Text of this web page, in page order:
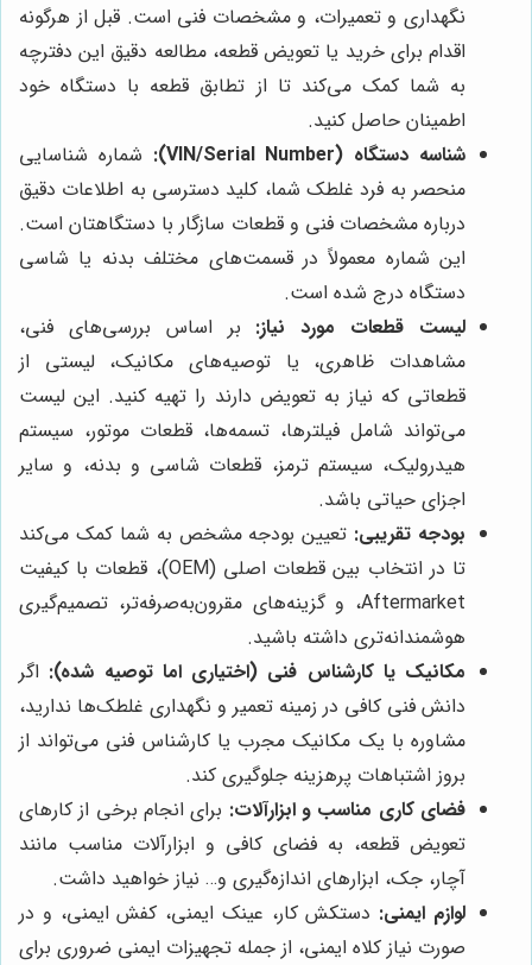
نگهداری و تعمیرات، و مشخصات فنی است. قبل از هرگونه
اقدام برای خرید یا تعویض قطعه، مطالعه دقیق این دفترچه
به شما کمک می‌کند تا از تطابق قطعه با دستگاه خود
اطمینان حاصل کنید.
شناسه دستگاه (VIN/Serial Number):
شماره شناسایی
منحصر به فرد غلطک شما، کلید دسترسی به اطلاعات دقیق
درباره مشخصات فنی و قطعات سازگار با دستگاهتان است.
این شماره معمولاً در قسمت‌های مختلف بدنه یا شاسی
دستگاه درج شده است.
لیست قطعات مورد نیاز: بر اساس بررسی‌های فنی،
مشاهدات ظاهری، یا توصیه‌های مکانیک، لیستی از
قطعاتی که نیاز به تعویض دارند را تهیه کنید. این لیست
می‌تواند شامل فیلترها، تسمه‌ها، قطعات موتور، سیستم
هیدرولیک، سیستم ترمز، قطعات شاسی و بدنه، و سایر
اجزای حیاتی باشد.
بودجه تقریبی: تعیین بودجه مشخص به شما کمک می‌کند
تا در انتخاب بین قطعات اصلی (OEM)، قطعات با کیفیت
Aftermarket، و گزینه‌های مقرون‌به‌صرفه‌تر، تصمیم‌گیری
هوشمندانه‌تری داشته باشید.
مکانیک یا کارشناس فنی (اختیاری اما توصیه شده): اگر
دانش فنی کافی در زمینه تعمیر و نگهداری غلطک‌ها ندارید،
مشاوره با یک مکانیک مجرب یا کارشناس فنی می‌تواند از
بروز اشتباهات پرهزینه جلوگیری کند.
فضای کاری مناسب و ابزارآلات: برای انجام برخی از کارهای
تعویض قطعه، به فضای کافی و ابزارآلات مناسب مانند
آچار، جک، ابزارهای اندازه‌گیری و… نیاز خواهید داشت.
لوازم ایمنی: دستکش کار، عینک ایمنی، کفش ایمنی، و در
صورت نیاز کلاه ایمنی، از جمله تجهیزات ایمنی ضروری برای